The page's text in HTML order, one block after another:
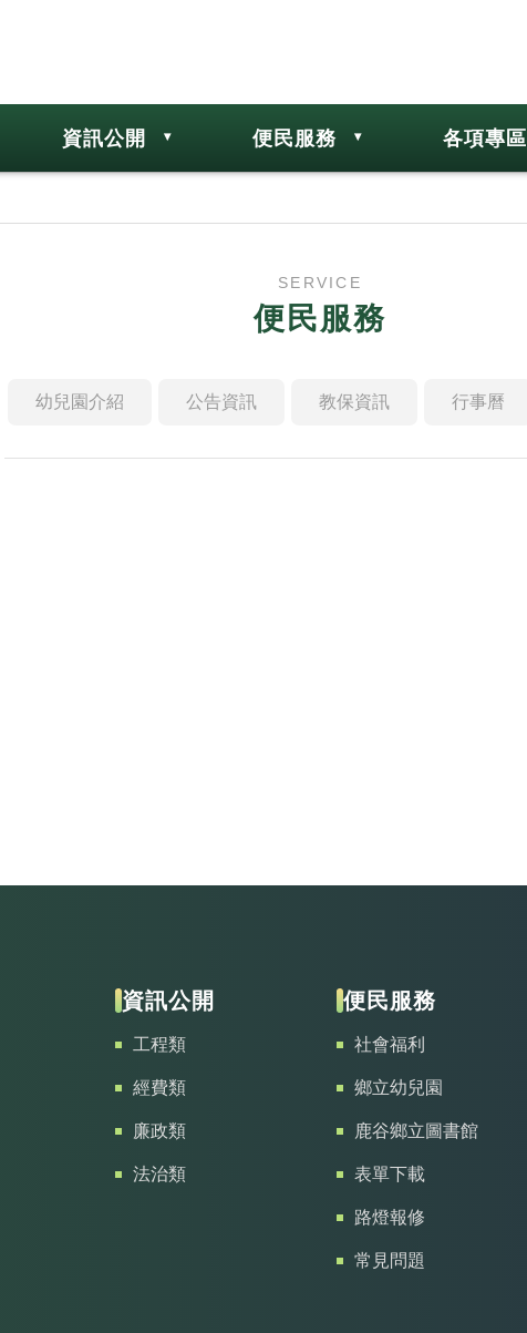
資訊公開 便民服務 各項專區
SERVICE
便民服務
幼兒園介紹 公告資訊 教保資訊 行事曆
資訊公開
工程類
經費類
廉政類
法治類
便民服務
社會福利
鄉立幼兒園
鹿谷鄉立圖書館
表單下載
路燈報修
常見問題